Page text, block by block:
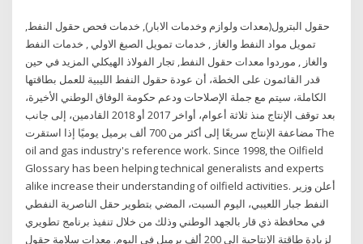
حقول البترول(معدات ولوازم وخدمات الابار), خدمات فحص حقول النفط,
تمويل مواد النفط والغاز , خدمات تمويل الصبغ الاولي , خدمات النفط
والغاز , موردوا معدات حقول النفط, تجار الفولاذ الهيكلي المزيد في حين
قدر القائمون على الخطة، أن عودة حقول النفط الليبية للعمل بطاقتها
الكاملة، سيتم مع جملة الإصلاحات ودعم حكومة الوفاق الوطني الأخيرة،
بعد توقف الإنتاج منذ ثلاثة أعوام، أواخر 2017 أو 2018 القادمين، إلى جانب
مضاعفة الإنتاج سريعًا إلى أكثر من 700 ألف برميل يوميًا إذا استقرت The
oil and gas industry's reference work. Since 1998, the Oilfield
Glossary has been helping technical generalists and experts
alike increase their understanding of oilfield activities. أعلن وزير
النفط جبار اللعيبي، اليوم السبت، المضي بتطوير حقل الناصرية النفطي
في محافظة ذي قار بالجهد الوطني وذلك من خلال تنفيذ برنامج تطويري
لزيادة طاقتة الإنتاجية الى 200 ألف برميل في اليوم. معدات سلامة حقول